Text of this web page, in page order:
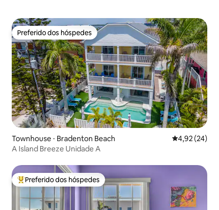
Preferido dos hóspedes
Preferido dos hóspedes
Townhouse ⋅ Bradenton Beach 4,92 de uma
4,92 (24)
A Island Breeze Unidade A
Entre os melhores preferidos dos hóspedes
Preferido dos hóspedes